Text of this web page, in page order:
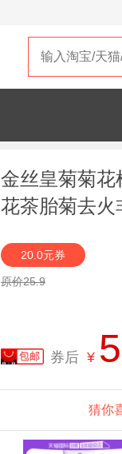
金丝皇菊菊花
花茶胎菊去火
20.0元券
原价25.9
券后 ¥
猜你